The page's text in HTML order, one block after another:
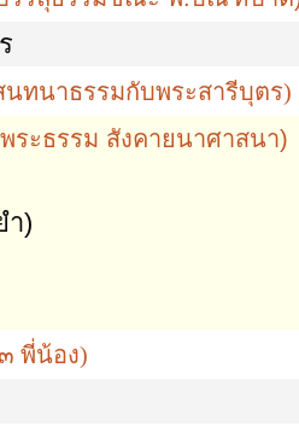
นทนาธรรมกับพระสารีบุตร)
ระธรรม สังคายนาศาสนา)
ำ)
พี่น้อง)